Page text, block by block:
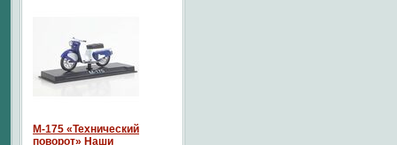
М-175 «Технический
поворот» Наши